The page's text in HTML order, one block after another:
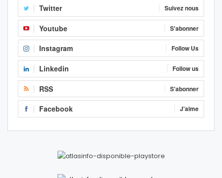
Twitter Suivez nous
Youtube S'abonner
Instagram Follow Us
Linkedin Follow us
RSS S'abonner
Facebook J'aime